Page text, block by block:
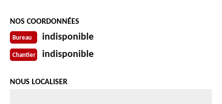
NOS COORDONNÉES
Bureau indisponible
Chantier indisponible
NOUS LOCALISER